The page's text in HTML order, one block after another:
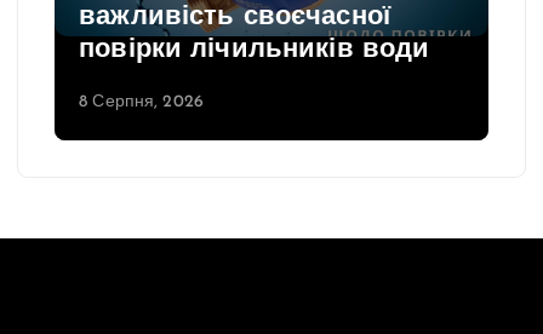
важливість своєчасної
повірки лічильників води
8 Серпня, 2026